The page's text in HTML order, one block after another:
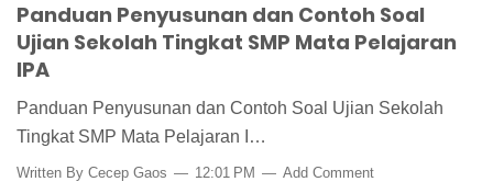
Panduan Penyusunan dan Contoh Soal
Ujian Sekolah Tingkat SMP Mata Pelajaran
IPA
Panduan Penyusunan dan Contoh Soal Ujian Sekolah
Tingkat SMP Mata Pelajaran I…
Written By Cecep Gaos 12:01 PM Add Comment